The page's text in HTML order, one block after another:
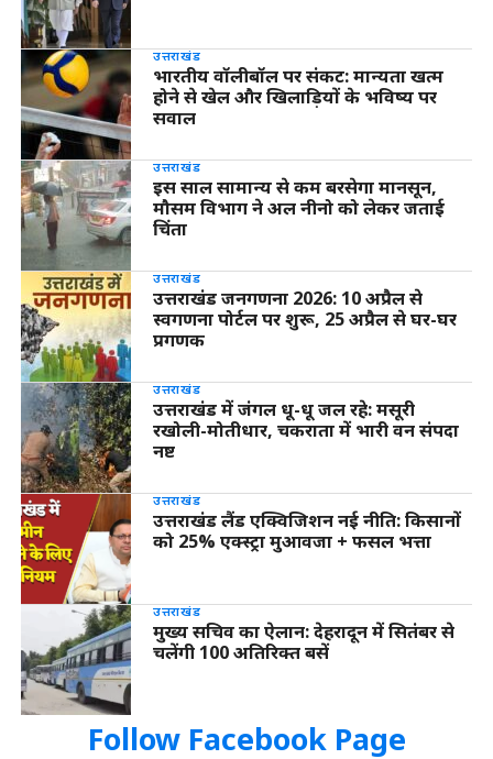
उत्तराखंड
भारतीय वॉलीबॉल पर संकट: मान्यता खत्म
होने से खेल और खिलाड़ियों के भविष्य पर
सवाल
उत्तराखंड
इस साल सामान्य से कम बरसेगा मानसून,
मौसम विभाग ने अल नीनो को लेकर जताई
चिंता
उत्तराखंड
उत्तराखंड जनगणना 2026: 10 अप्रैल से
स्वगणना पोर्टल पर शुरू, 25 अप्रैल से घर-घर
प्रगणक
उत्तराखंड
उत्तराखंड में जंगल धू-धू जल रहे: मसूरी
रखोली-मोतीधार, चकराता में भारी वन संपदा
नष्ट
उत्तराखंड
उत्तराखंड लैंड एक्विजिशन नई नीति: किसानों
को 25% एक्स्ट्रा मुआवजा + फसल भत्ता
उत्तराखंड
मुख्य सचिव का ऐलान: देहरादून में सितंबर से
चलेंगी 100 अतिरिक्त बसें
Follow Facebook Page